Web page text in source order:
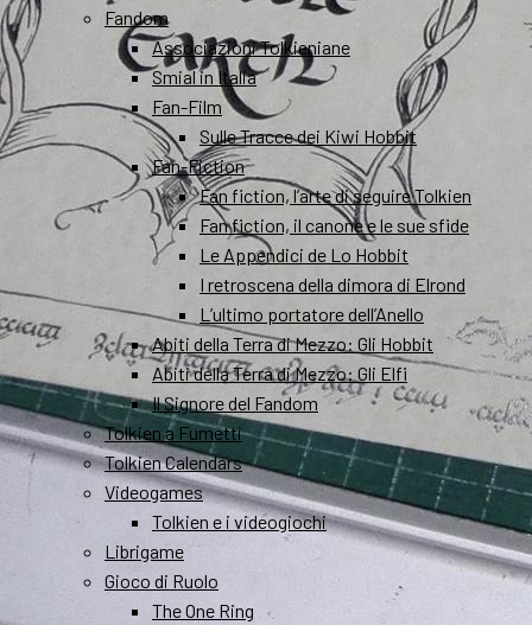
Fandom
Associazioni Tolkieniane
Smial in Italia
Fan-Film
Sulle Tracce dei Kiwi Hobbit
Fan-Fiction
Fan fiction, l’arte di seguire Tolkien
Fan fiction, il canone e le sue sfide
Le Appendici de Lo Hobbit
I retroscena della dimora di Elrond
L’ultimo portatore dell’Anello
Abiti della Terra di Mezzo: Gli Hobbit
Abiti della Terra di Mezzo: Gli Elfi
Il Signore del Fandom
Tolkien a Fumetti
Tolkien Calendars
Videogames
Tolkien e i videogiochi
Librigame
Gioco di Ruolo
The One Ring